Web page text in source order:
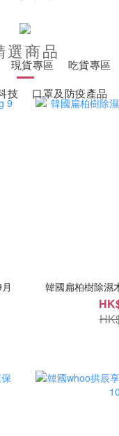
現貨專區 吃貨專區
技 口罩及防疫產品
選商品
韓國扁柏樹除濕